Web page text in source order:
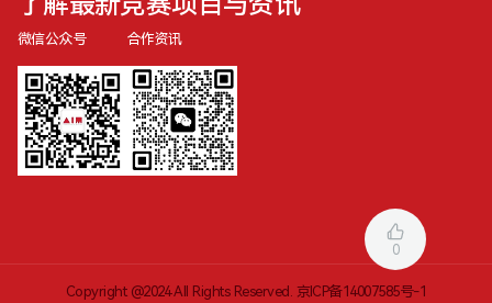
0
微信公众号 合作资讯
Copyright @2024 All Rights Reserved. 京ICP备14007585号-1